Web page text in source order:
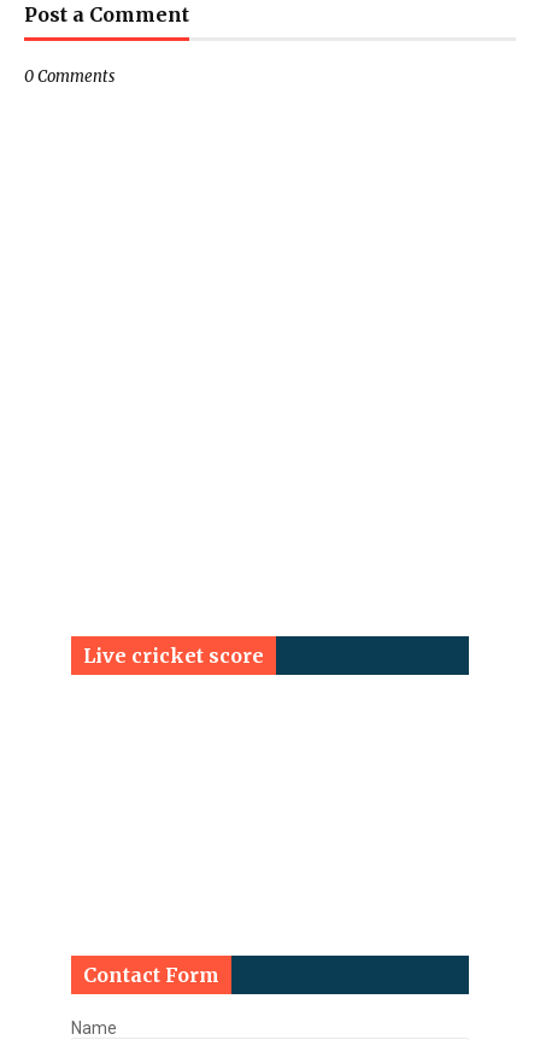
Post a Comment
0 Comments
Live cricket score
Contact Form
Name